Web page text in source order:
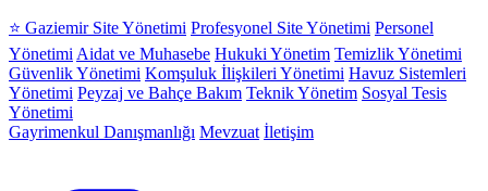
⭐ Gaziemir Site Yönetimi Profesyonel Site Yönetimi Personel
Yönetimi Aidat ve Muhasebe Hukuki Yönetim Temizlik Yönetimi
Güvenlik Yönetimi Komşuluk İlişkileri Yönetimi Havuz Sistemleri
Yönetimi Peyzaj ve Bahçe Bakım Teknik Yönetim Sosyal Tesis
Yönetimi
Gayrimenkul Danışmanlığı Mevzuat İletişim